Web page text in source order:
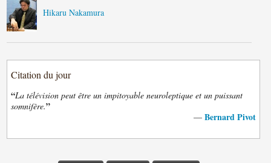
Hikaru Nakamura
Citation du jour
“La télévision peut être un impitoyable neuroleptique et un puissant
somnifère.”
— Bernard Pivot